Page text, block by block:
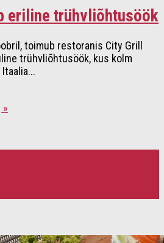
eriline trühvliõhtusöök
toimub restoranis City Grill
trühvliõhtusöök, kus kolm